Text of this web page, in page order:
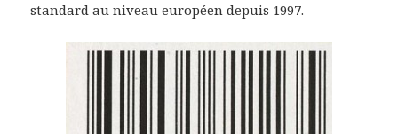
standard au niveau européen depuis 1997.